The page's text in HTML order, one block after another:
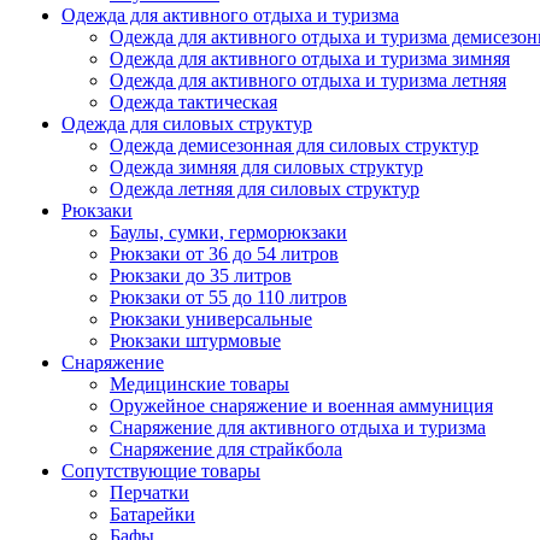
Одежда для активного отдыха и туризма
Одежда для активного отдыха и туризма
Одежда для активного отдыха и туризма зимняя
Одежда для активного отдыха и туризма летняя
Одежда тактическая
Одежда для силовых структур
Одежда демисезонная для силовых структур
Одежда зимняя для силовых структур
Одежда летняя для силовых структур
Рюкзаки
Баулы, сумки, герморюкзаки
Рюкзаки от 36 до 54 литров
Рюкзаки до 35 литров
Рюкзаки от 55 до 110 литров
Рюкзаки универсальные
Рюкзаки штурмовые
Снаряжение
Медицинские товары
Оружейное снаряжение и военная аммуниция
Снаряжение для активного отдыха и туризма
Снаряжение для страйкбола
Сопутствующие товары
Перчатки
Батарейки
Бафы